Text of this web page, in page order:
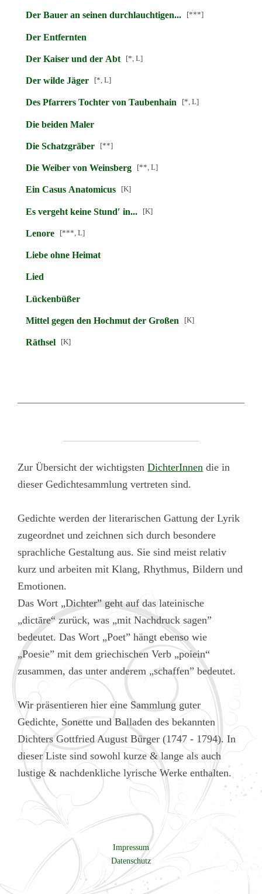
Der Bauer an seinen durchlauchtigen... [***]
Der Entfernten
Der Kaiser und der Abt[*, L]
Der wilde Jäger[*, L]
Des Pfarrers Tochter von Taubenhain [*, L]
Die beiden Maler
Die Schatzgräber[**]
Die Weiber von Weinsberg[**, L]
Ein Casus Anatomicus[K]
Es vergeht keine Stund′ in... [K]
Lenore[***, L]
Liebe ohne Heimat
Lied
Lückenbüßer
Mittel gegen den Hochmut der Großen [K]
Räthsel [K]
Zur Übersicht der wichtigstenDichterInnen die in
dieser Gedichtesammlung vertreten sind.
Gedichte werden der literarischen Gattung der Lyrik
zugeordnet und zeichnen sich durch besondere
sprachliche Gestaltung aus. Sie sind meist relativ
kurz und arbeiten mit Klang, Rhythmus, Bildern und
Emotionen.
Das Wort „Dichter” geht auf das lateinische
„dictāre“ zurück, was „mit Nachdruck sagen”
bedeutet. Das Wort „Poet” hängt ebenso wie
„Poesie” mit dem griechischen Verb „poiein“
zusammen, das unter anderem „schaffen” bedeutet.
Wir präsentieren hier eine Sammlung guter
Gedichte, Sonette und Balladen des bekannten
Dichters Gottfried August Bürger (1747 - 1794). In
dieser Liste sind sowohl kurze & lange als auch
lustige & nachdenkliche lyrische Werke enthalten.
Impressum
Datenschutz